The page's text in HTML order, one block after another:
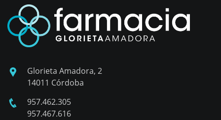
Glorieta Amadora, 2
14011 Córdoba
957.462.305
957.467.616